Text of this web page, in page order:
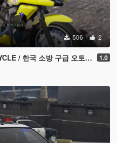
506 2
/ 한국 소방 구급 오토바이 1.0